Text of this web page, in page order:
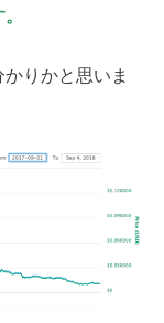
りかと思いま